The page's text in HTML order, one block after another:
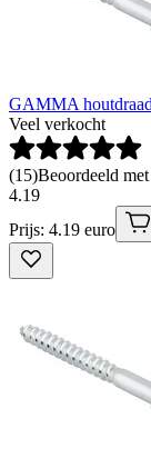
GAMMA
Veel verkocht
(15)Beoordeeld
4.19
Prijs: 4.19 euro